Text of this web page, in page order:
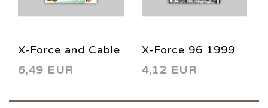
X-Force and Cable
‘97 1997
6,49 EUR
X-Force 96 1999
4,12 EUR